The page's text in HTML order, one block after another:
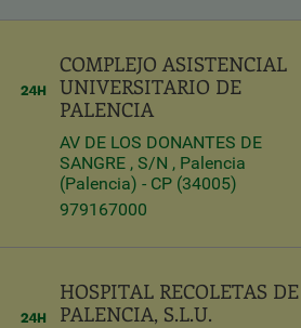
COMPLEJO ASISTENCIAL
UNIVERSITARIO DE
PALENCIA
AV DE LOS DONANTES DE
SANGRE , S/N , Palencia
(Palencia) - CP (34005)
979167000
HOSPITAL RECOLETAS DE
PALENCIA, S.L.U.